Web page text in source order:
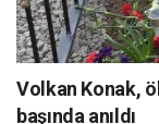
Volkan Konak,
başında anıldı